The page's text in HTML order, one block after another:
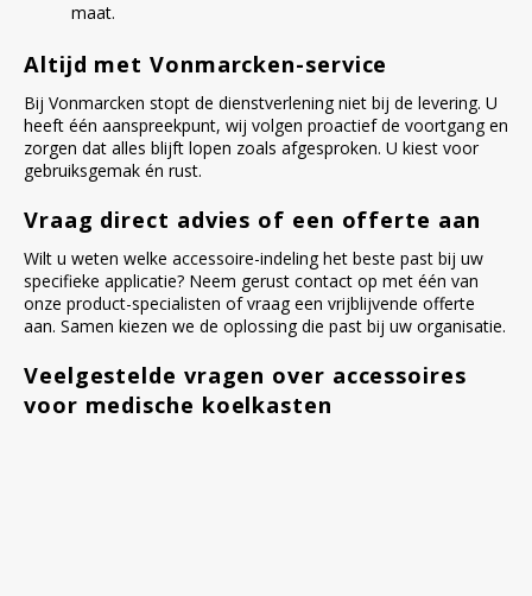
maat.
Altijd met Vonmarcken-service
Bij Vonmarcken stopt de dienstverlening niet bij de levering. U
heeft één aanspreekpunt, wij volgen proactief de voortgang en
zorgen dat alles blijft lopen zoals afgesproken. U kiest voor
gebruiksgemak én rust.
Vraag direct advies of een offerte aan
Wilt u weten welke accessoire-indeling het beste past bij uw
specifieke applicatie? Neem gerust contact op met één van
onze product-specialisten of vraag een vrijblijvende offerte
aan. Samen kiezen we de oplossing die past bij uw organisatie.
Veelgestelde vragen over accessoires
voor medische koelkasten